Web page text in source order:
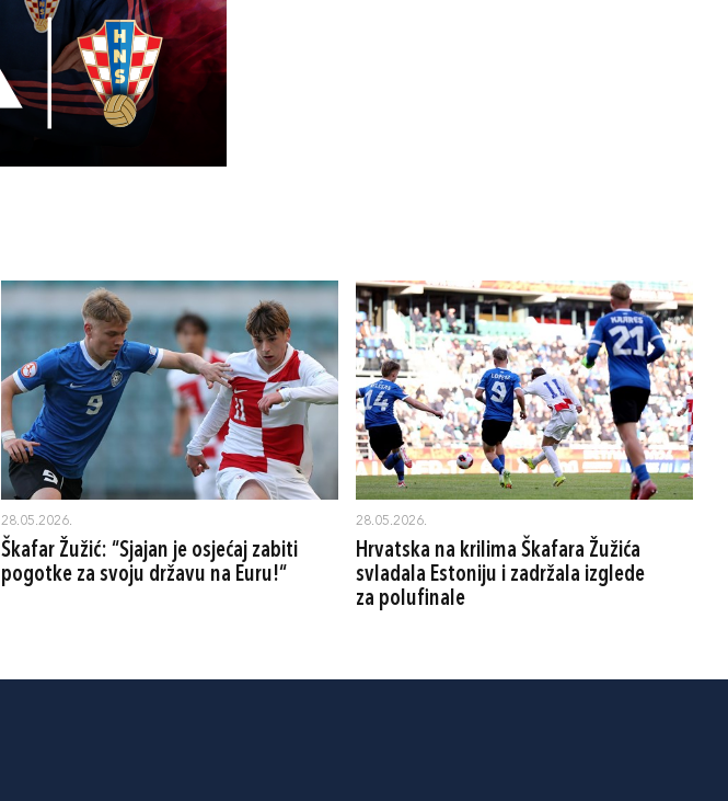
28.05.2026.
Škafar Žužić: “Sjajan je osjećaj zabiti
pogotke za svoju državu na Euru!“
28.05.2026.
Hrvatska na krilima Škafara Žužića
svladala Estoniju i zadržala izglede
za polufinale